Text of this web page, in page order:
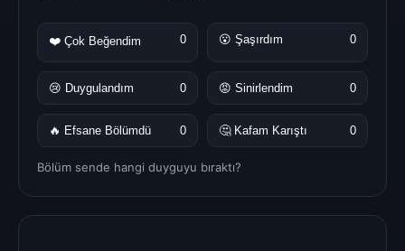
❤️ Çok Beğendim 0 😮 Şaşırdım 0
😢 Duygulandım 0 😡 Sinirlendim 0
🔥 Efsane Bölümdü 0 🤔 Kafam Karıştı 0
Bölüm sende hangi duyguyu bıraktı?